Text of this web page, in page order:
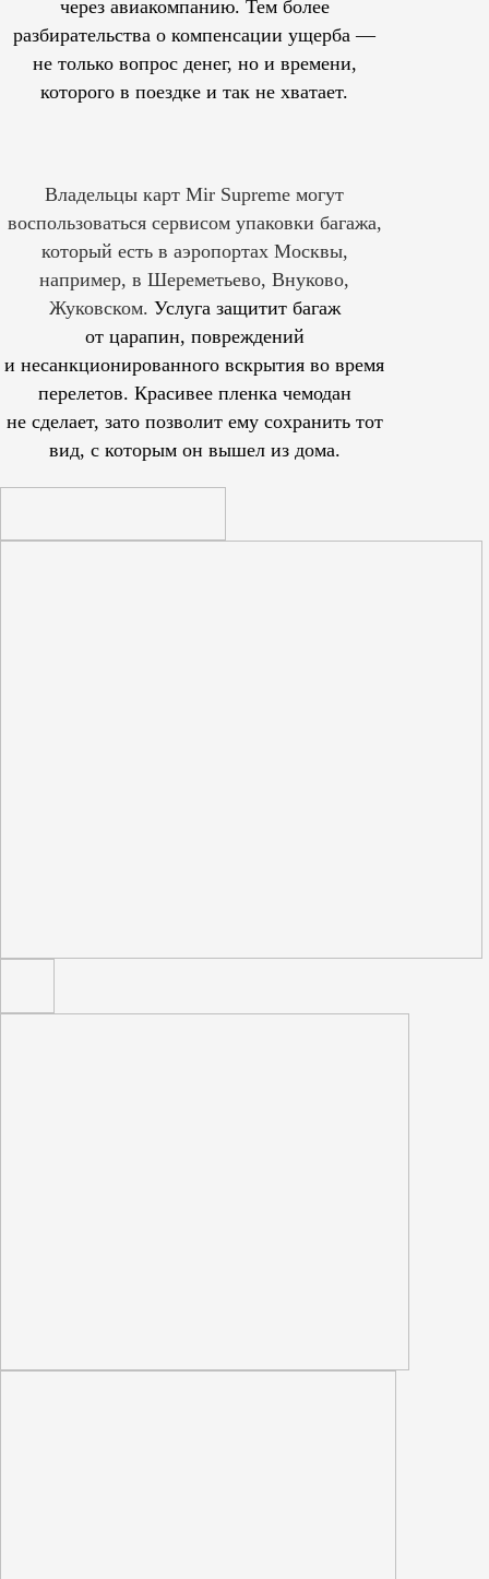
через авиакомпанию. Тем более
разбирательства о компенсации ущерба —
не только вопрос денег, но и времени,
которого в поездке и так не хватает.
Владельцы карт Mir Supreme могут
воспользоваться сервисом упаковки багажа,
который есть в аэропортах Москвы,
например, в Шереметьево, Внуково,
Жуковском. Услуга защитит багаж
от царапин, повреждений
и несанкционированного вскрытия во время
перелетов. Красивее пленка чемодан
не сделает, зато позволит ему сохранить тот
вид, с которым он вышел из дома.